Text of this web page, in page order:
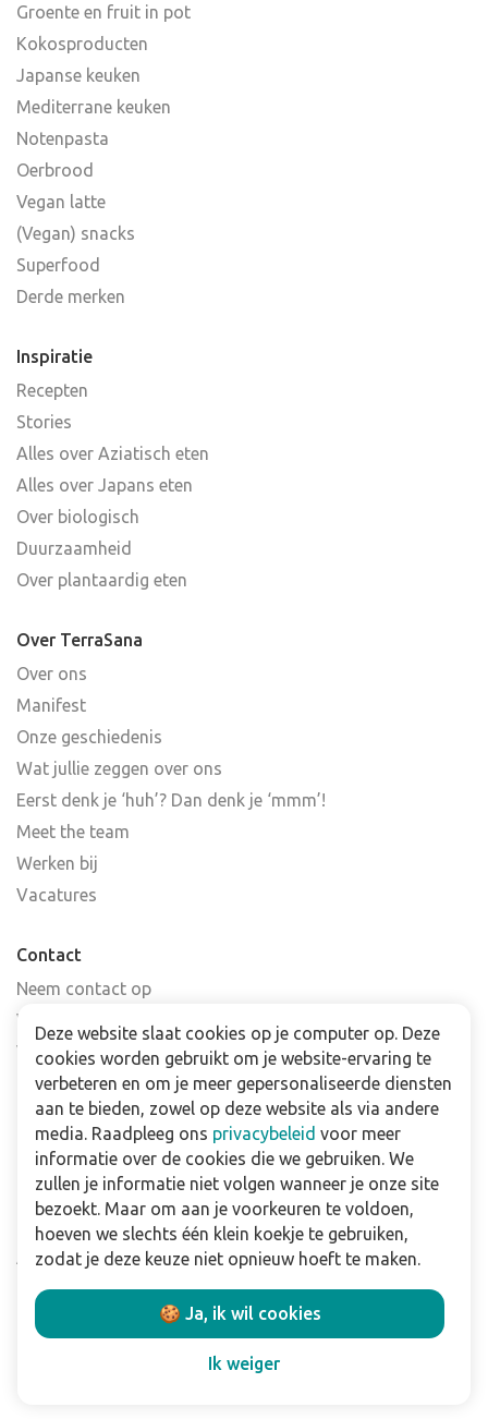
Groente en fruit in pot
Kokosproducten
Japanse keuken
Mediterrane keuken
Notenpasta
Oerbrood
Vegan latte
(Vegan) snacks
Superfood
Derde merken
Inspiratie
Recepten
Stories
Alles over Aziatisch eten
Alles over Japans eten
Over biologisch
Duurzaamheid
Over plantaardig eten
Over TerraSana
Over ons
Manifest
Onze geschiedenis
Wat jullie zeggen over ons
Eerst denk je ‘huh’? Dan denk je ‘mmm’!
Meet the team
Werken bij
Vacatures
Contact
Neem contact op
Veelgestelde vragen
Verkooppunten
Nieuwsbrief
Zakelijk
Downloads
Privacy policy
Algemene & voorwaarden
Disclaimer
Deze website slaat cookies op je computer op. Deze
cookies worden gebruikt om je website-ervaring te
verbeteren en om je meer gepersonaliseerde diensten
aan te bieden, zowel op deze website als via andere
media. Raadpleeg ons privacybeleid voor meer
informatie over de cookies die we gebruiken. We
zullen je informatie niet volgen wanneer je onze site
bezoekt. Maar om aan je voorkeuren te voldoen,
hoeven we slechts één klein koekje te gebruiken,
zodat je deze keuze niet opnieuw hoeft te maken.
🍪 Ja, ik wil cookies
Ik weiger